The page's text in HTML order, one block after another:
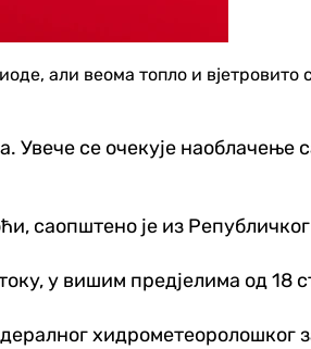
али веома топло и вјетровито
Увече се очекује наоблачење
саопштено је из
у вишим пред‌јелима од 18
хидрометеоролошког